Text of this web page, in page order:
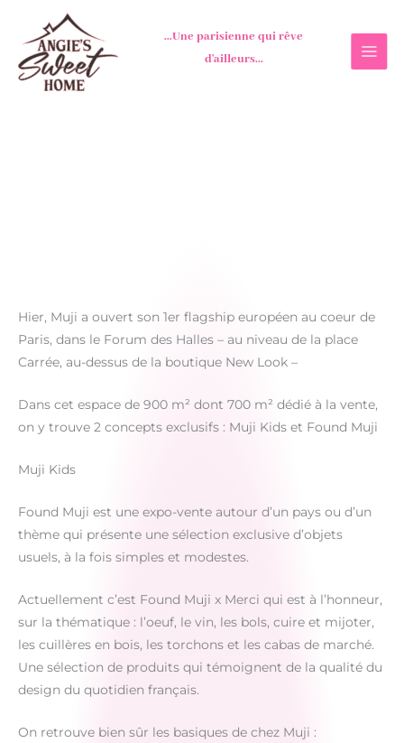
contenu
...Une parisienne qui rêve
d'ailleurs...
Hier, Muji a ouvert son 1er flagship européen au coeur de
Paris, dans le Forum des Halles – au niveau de la place
Carrée, au-dessus de la boutique New Look –
Dans cet espace de 900 m² dont 700 m² dédié à la vente,
on y trouve 2 concepts exclusifs : Muji Kids et Found Muji
Muji Kids
Found Muji est une expo-vente autour d’un pays ou d’un
thème qui présente une sélection exclusive d’objets
usuels, à la fois simples et modestes.
Actuellement c’est Found Muji x Merci qui est à l’honneur,
sur la thématique : l’oeuf, le vin, les bols, cuire et mijoter,
les cuillères en bois, les torchons et les cabas de marché.
Une sélection de produits qui témoignent de la qualité du
design du quotidien français.
On retrouve bien sûr les basiques de chez Muji :